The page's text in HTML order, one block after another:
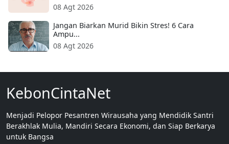
08 Agt 2026
Jangan Biarkan Murid Bikin Stres! 6 Cara
Ampu...
08 Agt 2026
KebonCintaNet
Menjadi Pelopor Pesantren Wirausaha yang Mendidik Santri
Berakhlak Mulia, Mandiri Secara Ekonomi, dan Siap Berkarya
untuk Bangsa